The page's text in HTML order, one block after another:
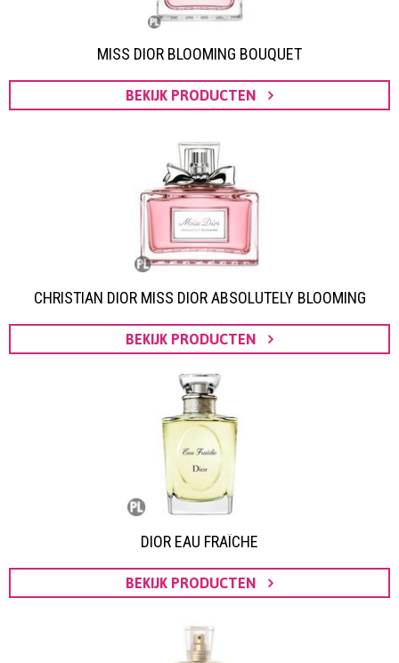
MISS DIOR BLOOMING BOUQUET
BEKIJK PRODUCTEN
CHRISTIAN DIOR MISS DIOR ABSOLUTELY BLOOMING
BEKIJK PRODUCTEN
DIOR EAU FRAÎCHE
BEKIJK PRODUCTEN